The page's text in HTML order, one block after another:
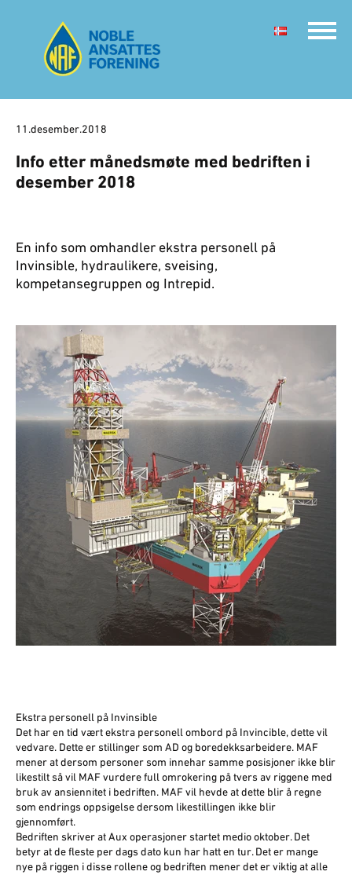
11.desember.2018
Info etter månedsmøte med bedriften i
desember 2018
En info som omhandler ekstra personell på
Invinsible, hydraulikere, sveising,
kompetansegruppen og Intrepid.
Ekstra personell på Invinsible
Det har en tid vært ekstra personell ombord på Invincible, dette vil
vedvare. Dette er stillinger som AD og boredekksarbeidere. MAF
mener at dersom personer som innehar samme posisjoner ikke blir
likestilt så vil MAF vurdere full omrokering på tvers av riggene med
bruk av ansiennitet i bedriften. MAF vil hevde at dette blir å regne
som endrings oppsigelse dersom likestillingen ikke blir
gjennomført.
Bedriften skriver at Aux operasjoner startet medio oktober. Det
betyr at de fleste per dags dato kun har hatt en tur. Det er mange
nye på riggen i disse rollene og bedriften mener det er viktig at alle